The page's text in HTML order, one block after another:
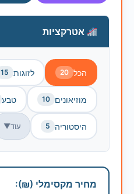
אטרקציות
הכל 20 לזוגות 15
מוזיאונים 10 טבע
היסטוריה 5 עוד▼
מחיר מקסימלי (₪):